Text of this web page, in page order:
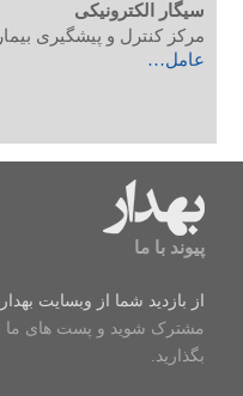
سیگار الکترونیکی
مرکز کنترل و پیشگیری
عامل…
پیوند با ما
از بازدید شما از وبسایت
مشترک شوید و پست های ما
بگذارید.